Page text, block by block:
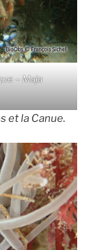
– Maja
et la Canue.